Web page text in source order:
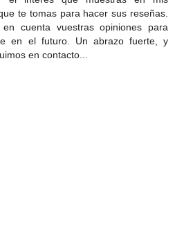
te tomas para hacer sus reseñas.
cuenta vuestras opiniones para
en el futuro. Un abrazo fuerte, y
en contacto...